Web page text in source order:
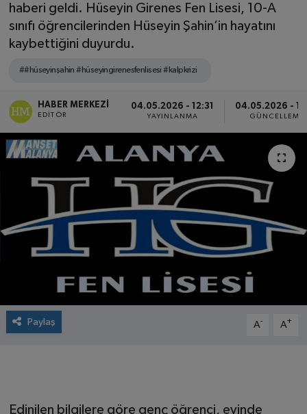
haberi geldi. Hüseyin Girenes Fen Lisesi, 10-A
sınıfı öğrencilerinden Hüseyin Şahin’in hayatını
kaybettiğini duyurdu.
##hüseyinşahin #hüseyingirenesfenlisesi #kalpkrizi
HABER MERKEZI
EDITÖR
04.05.2026 - 12:31
YAYINLANMA
04.05.2026 -
GÜNCELLEME
Paylaş A- A+
Edinilen bilgilere göre genç öğrenci, evinde